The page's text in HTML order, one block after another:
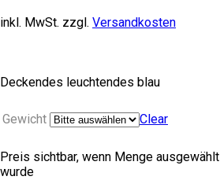
inkl. MwSt. zzgl. Versandkosten
Deckendes leuchtendes blau
Gewicht Clear
Preis sichtbar, wenn Menge ausgewählt
wurde